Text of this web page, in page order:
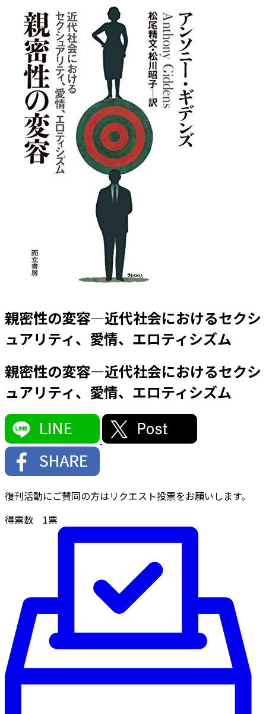
親密性の変容―近代社会におけるセクシ
ュアリティ、愛情、エロティシズム
親密性の変容―近代社会におけるセクシ
ュアリティ、愛情、エロティシズム
復刊活動にご賛同の方はリクエスト投票をお願いします。
得票数 1票